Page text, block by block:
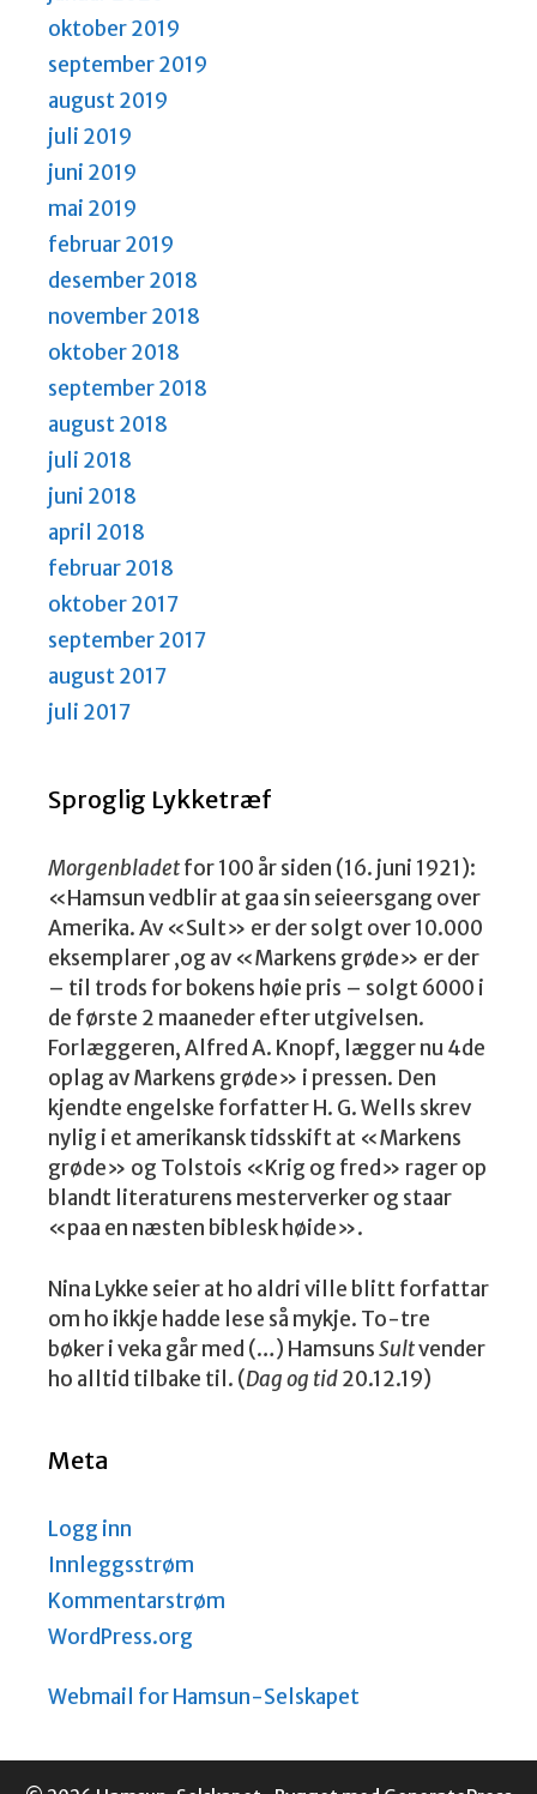
oktober 2019
september 2019
august 2019
juli 2019
juni 2019
mai 2019
februar 2019
desember 2018
november 2018
oktober 2018
september 2018
august 2018
juli 2018
juni 2018
april 2018
februar 2018
oktober 2017
september 2017
august 2017
juli 2017
Sproglig Lykketræf
Morgenbladetfor 100 år siden (16. juni 1921):
«Hamsun vedblir at gaa sin seieersgang over
Amerika. Av «Sult» er der solgt over 10.000
eksemplarer ,og av «Markens grøde» er der
– til trods for bokens høie pris – solgt 6000 i
de første 2 maaneder efter utgivelsen.
Forlæggeren, Alfred A. Knopf, lægger nu 4de
oplag av Markens grøde» i pressen. Den
kjendte engelske forfatter H. G. Wells skrev
nylig i et amerikansk tidsskift at «Markens
grøde» og Tolstois «Krig og fred» rager op
blandt literaturens mesterverker og staar
«paa en næsten biblesk høide».
Nina Lykke seier at ho aldri ville blitt forfattar
om ho ikkje hadde lese så mykje. To-tre
bøker i veka går med (…) HamsunsSultvender
ho alltid tilbake til. (Dag og tid20.12.19)
Meta
Logg inn
Innleggsstrøm
Kommentarstrøm
WordPress.org
Webmail for Hamsun-Selskapet